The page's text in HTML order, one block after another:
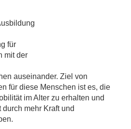
für
mit der
auseinander. Ziel von
für diese Menschen ist es, die
im Alter zu erhalten und
mehr Kraft und